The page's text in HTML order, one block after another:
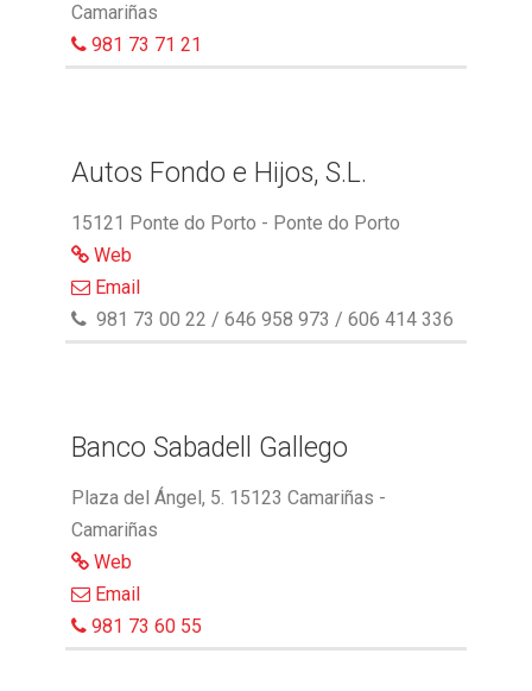
Camariñas
981 73 71 21
Autos Fondo e Hijos, S.L.
15121 Ponte do Porto - Ponte do Porto
Web
Email
981 73 00 22 / 646 958 973 / 606 414 336
Banco Sabadell Gallego
Plaza del Ángel, 5. 15123 Camariñas -
Camariñas
Web
Email
981 73 60 55